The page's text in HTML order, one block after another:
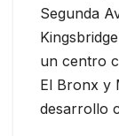
Segunda
un centro
El Bronx y
desarrollo